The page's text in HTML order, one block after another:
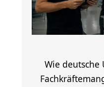
Wie deutsche